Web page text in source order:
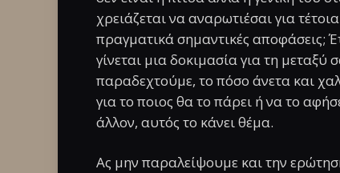
χρειάζεται να αναρωτιέσαι για
πραγματικά σημαντικές αποφάσεις;
γίνεται μια δοκιμασία για τη μεταξύ
παραδεχτούμε, το πόσο άνετα και
για το ποιος θα το πάρει ή να το
άλλον, αυτός το κάνει θέμα.
Ας μην παραλείψουμε και την